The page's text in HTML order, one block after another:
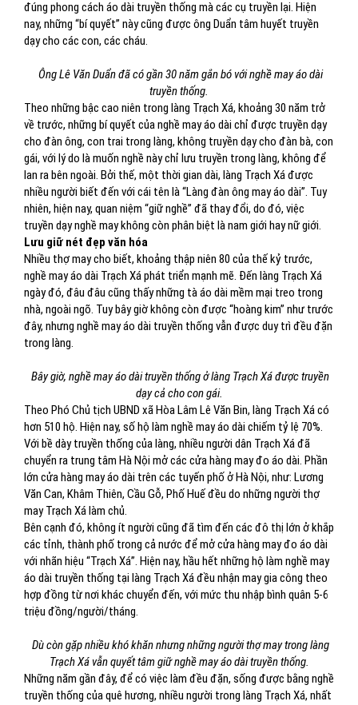
đúng phong cách áo dài truyền thống mà các cụ truyền lại. Hiện
nay, những “bí quyết” này cũng được ông Duẩn tâm huyết truyền
dạy cho các con, các cháu.
Ông Lê Văn Duẩn đã có gần 30 năm gắn bó với nghề may áo dài
truyền thống.
Theo những bậc cao niên trong làng Trạch Xá, khoảng 30 năm trở
về trước, những bí quyết của nghề may áo dài chỉ được truyền dạy
cho đàn ông, con trai trong làng, không truyền dạy cho đàn bà, con
gái, với lý do là muốn nghề này chỉ lưu truyền trong làng, không để
lan ra bên ngoài. Bởi thế, một thời gian dài, làng Trạch Xá được
nhiều người biết đến với cái tên là “Làng đàn ông may áo dài”. Tuy
nhiên, hiện nay, quan niệm “giữ nghề” đã thay đổi, do đó, việc
truyền dạy nghề may không còn phân biệt là nam giới hay nữ giới.
Lưu giữ nét đẹp văn hóa
Nhiều thợ may cho biết, khoảng thập niên 80 của thế kỷ trước,
nghề may áo dài Trạch Xá phát triển mạnh mẽ. Đến làng Trạch Xá
ngày đó, đâu đâu cũng thấy những tà áo dài mềm mại treo trong
nhà, ngoài ngõ. Tuy bây giờ không còn được “hoàng kim” như trước
đây, nhưng nghề may áo dài truyền thống vẫn được duy trì đều đặn
trong làng.
Bây giờ, nghề may áo dài truyền thống ở làng Trạch Xá được truyền
dạy cả cho con gái.
Theo Phó Chủ tịch UBND xã Hòa Lâm Lê Văn Bin, làng Trạch Xá có
hơn 510 hộ. Hiện nay, số hộ làm nghề may áo dài chiếm tỷ lệ 70%.
Với bề dày truyền thống của làng, nhiều người dân Trạch Xá đã
chuyển ra trung tâm Hà Nội mở các cửa hàng may đo áo dài. Phần
lớn cửa hàng may áo dài trên các tuyến phố ở Hà Nội, như: Lương
Văn Can, Khâm Thiên, Cầu Gỗ, Phố Huế đều do những người thợ
may Trạch Xá làm chủ.
Bên cạnh đó, không ít người cũng đã tìm đến các đô thị lớn ở khắp
các tỉnh, thành phố trong cả nước để mở cửa hàng may đo áo dài
với nhãn hiệu “Trạch Xá”. Hiện nay, hầu hết những hộ làm nghề may
áo dài truyền thống tại làng Trạch Xá đều nhận may gia công theo
hợp đồng từ nơi khác chuyển đến, với mức thu nhập bình quân 5-6
triệu đồng/người/tháng.
Dù còn gặp nhiều khó khăn nhưng những người thợ may trong làng
Trạch Xá vẫn quyết tâm giữ nghề may áo dài truyền thống.
Những năm gần đây, để có việc làm đều đặn, sống được bằng nghề
truyền thống của quê hương, nhiều người trong làng Trạch Xá, nhất